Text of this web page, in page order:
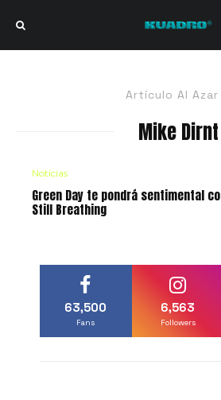
Artículo Al Azar
Mike Dirnt
Noticias
Green Day te pondrá sentimental
Still Breathing
63,500
Fans
6,563
Followers